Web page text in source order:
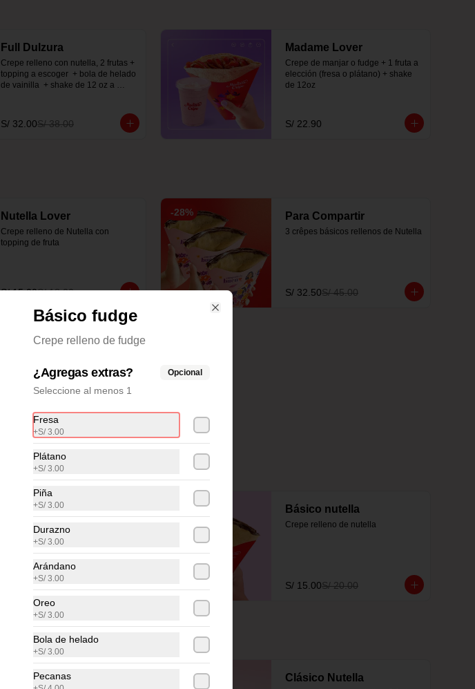
Full Dulzura
Crepe relleno con nutella, 2 frutas +
topping a escoger  + bola de helado
de vainilla  + shake de 12 oz a
S/ 32.00S/ 38.00
Madame Lover
Crepe de manjar o fudge + 1 fruta a
elección (fresa o plátano) + shake
de 12oz
S/ 22.90
Nutella Lover
Crepe relleno de Nutella con
topping de fruta
S/ 15.00S/ 18.00
-28% Para Compartir
3 crêpes básicos rellenos de Nutella
S/ 32.50S/ 45.00
Básico manjar
Crepe relleno de manjar blanco
Básico nutella
Crepe relleno de nutella
S/ 15.00S/ 20.00
Clásico Manjar Clásico Nutella
Básico fudge
Crepe relleno de fudge
¿Agregas extras? Opcional
Seleccione al menos 1
Fresa
+S/ 3.00
Plátano
+S/ 3.00
Piña
+S/ 3.00
Durazno
+S/ 3.00
Arándano
+S/ 3.00
Oreo
+S/ 3.00
Bola de helado
+S/ 3.00
Pecanas